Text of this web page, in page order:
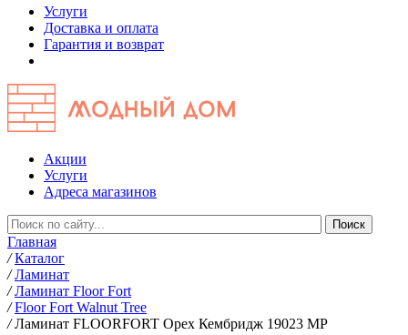
Услуги
Доставка и оплата
Гарантия и возврат
Акции
Услуги
Адреса магазинов
Главная
/ Каталог
/ Ламинат
/ Ламинат Floor Fort
/ Floor Fort Walnut Tree
/ Ламинат FLOORFORT Орех Кембридж 19023 MP